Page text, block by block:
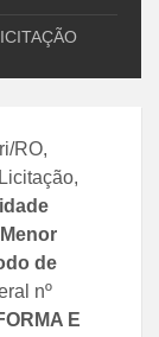
RO,
Menor
de
nº
E